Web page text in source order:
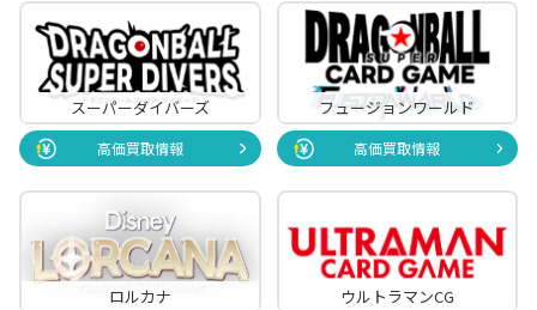
スーパーダイバーズ
高価買取情報
フュージョンワールド
高価買取情報
ロルカナ ウルトラマンCG